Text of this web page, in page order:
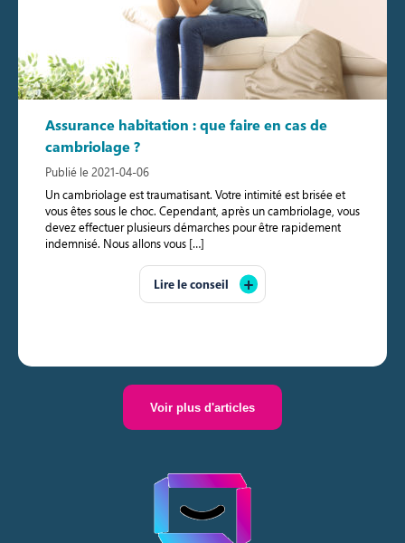
Assurance habitation : que faire en cas de
cambriolage ?
Publié le 2021-04-06
Un cambriolage est traumatisant. Votre intimité est brisée et
vous êtes sous le choc. Cependant, après un cambriolage, vous
devez effectuer plusieurs démarches pour être rapidement
indemnisé. Nous allons vous […]
Lire le conseil
Voir plus d'articles